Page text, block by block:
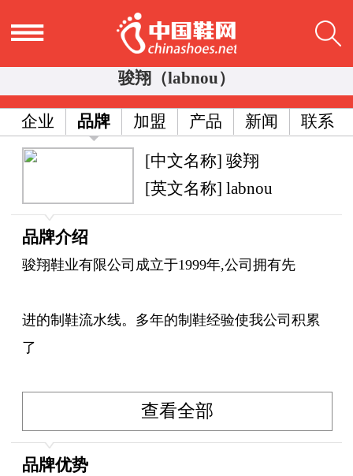
骏翔（labnou）
企业 品牌 加盟 产品 新闻 联系
[中文名称] 骏翔
[英文名称] labnou
品牌介绍
骏翔鞋业有限公司成立于1999年,公司拥有先
进的制鞋流水线。多年的制鞋经验使我公司积累
了
雄厚的技术力量。研制的产品美观耐用、质量可
靠,
查看全部
品牌优势